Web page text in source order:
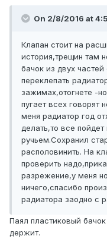
On 2/8/2016 at
Клапан стоит на
история,трещин там
бачок из двух
переклепать
зажимах,отогнете -
пугает всех говорят
меня радиатор год
делать,то все
ручьем.Сохранил
располовинить. На
проверить
разрежение,у меня
ничего,спасибо
радиатора заодно с
Паял пластиковый
держит.